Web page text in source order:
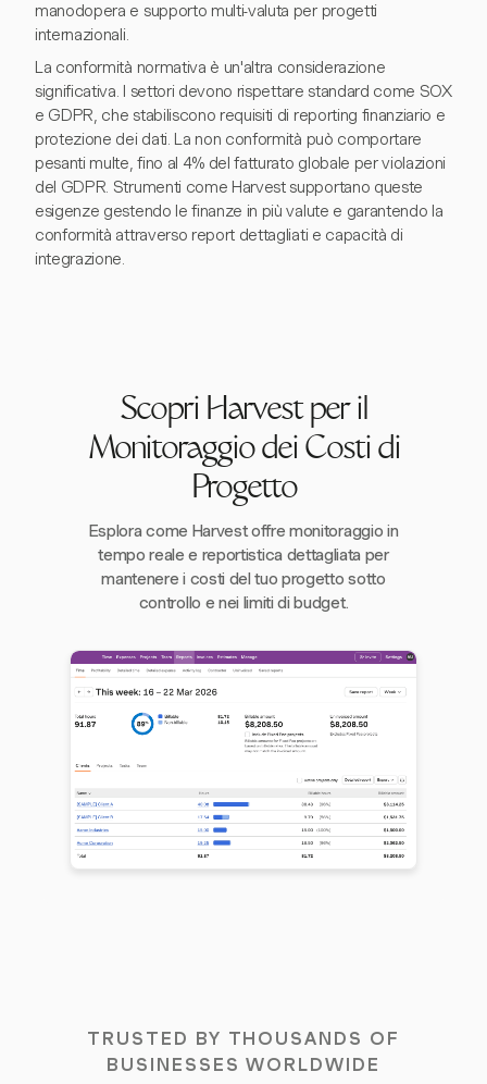
manodopera e supporto multi-valuta per progetti
internazionali.
La conformità normativa è un'altra considerazione
significativa. I settori devono rispettare standard come SOX
e GDPR, che stabiliscono requisiti di reporting finanziario e
protezione dei dati. La non conformità può comportare
pesanti multe, fino al 4% del fatturato globale per violazioni
del GDPR. Strumenti come Harvest supportano queste
esigenze gestendo le finanze in più valute e garantendo la
conformità attraverso report dettagliati e capacità di
integrazione.
Scopri Harvest per il
Monitoraggio dei Costi di
Progetto
Esplora come Harvest offre monitoraggio in
tempo reale e reportistica dettagliata per
mantenere i costi del tuo progetto sotto
controllo e nei limiti di budget.
TRUSTED BY THOUSANDS OF
BUSINESSES WORLDWIDE